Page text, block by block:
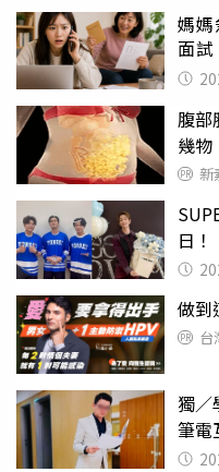
媽
面
腹部
幾物
新
日
做到
台
獨
筆電